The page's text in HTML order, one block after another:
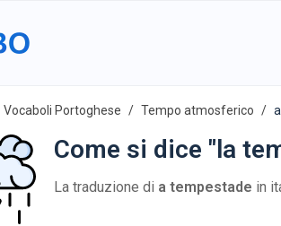
Vocaboli Portoghese Tempo atmosferico
Come si dice "la
La traduzione di a tempestade in